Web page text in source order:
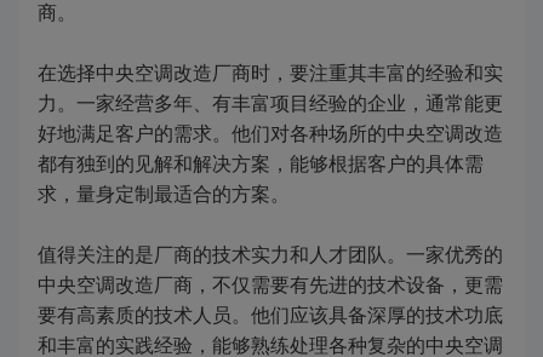
商。
在选择中央空调改造厂商时，要注重其丰富的经验和实
力。一家经营多年、有丰富项目经验的企业，通常能更
好地满足客户的需求。他们对各种场所的中央空调改造
都有独到的见解和解决方案，能够根据客户的具体需
求，量身定制最适合的方案。
值得关注的是厂商的技术实力和人才团队。一家优秀的
中央空调改造厂商，不仅需要有先进的技术设备，更需
要有高素质的技术人员。他们应该具备深厚的技术功底
和丰富的实践经验，能够熟练处理各种复杂的中央空调